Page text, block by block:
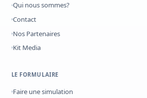
Qui nous sommes?
Contact
Nos Partenaires
Kit Media
LE FORMULAIRE
Faire une simulation